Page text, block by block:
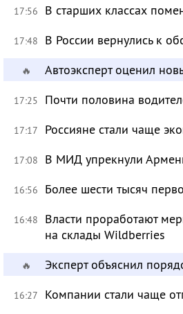
17:56 В старших классах
17:48 В России вернулись к
🔥 Автоэксперт оценил
17:25 Почти половина
17:17 Россияне стали чаще
17:08 В МИД упрекнули
16:56 Более шести тысяч
16:48
Власти проработают
на склады Wildberries
🔥 Эксперт объяснил
16:27 Компании стали чаще